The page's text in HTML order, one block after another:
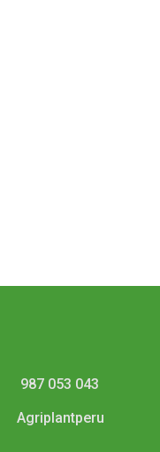
987 053 043
Agriplantperu